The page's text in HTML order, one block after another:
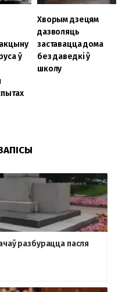
ў
Хворым дзецям
дазволяць
заставацца дома
без даведкі ў
школу
разбурацца пасля